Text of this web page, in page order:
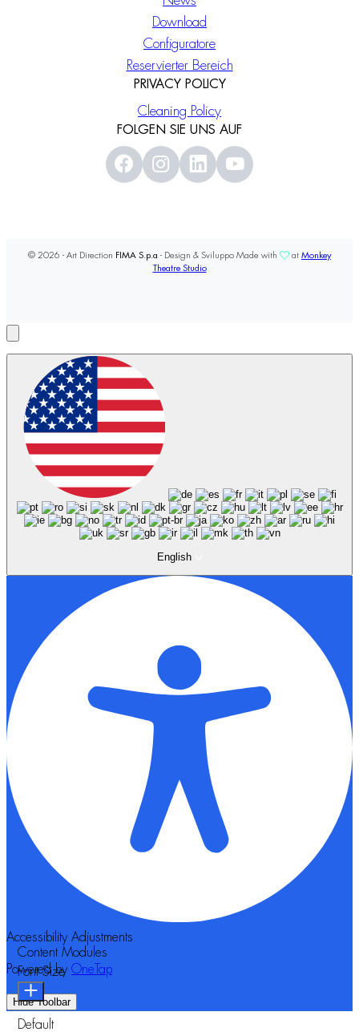
Download
Configuratore
Reservierter Bereich
PRIVACY POLICY
Cleaning Policy
FOLGEN SIE UNS AUF
© 2026 - Art Direction FIMA S.p.a - Design & Sviluppo Made with at Monkey
Theatre Studio
English
Accessibility Adjustments
Powered by OneTap
Hide Toolbar
Content Modules
Font Size
Default